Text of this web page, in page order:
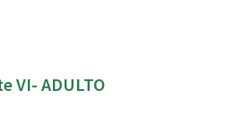
VI- ADULTO